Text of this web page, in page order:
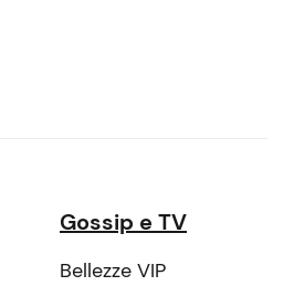
Gossip e TV
Bellezze VIP